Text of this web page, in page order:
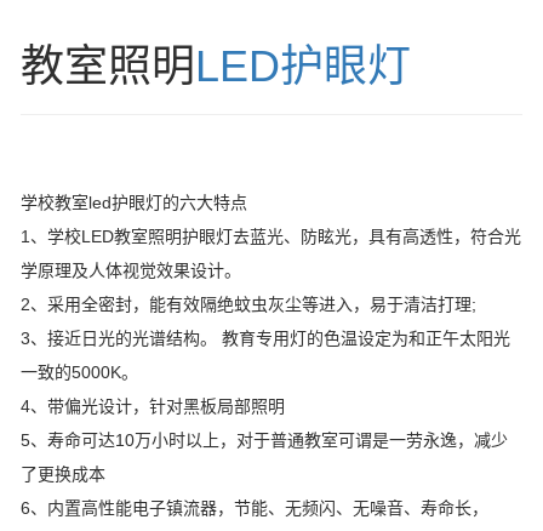
教室照明LED护眼灯
学校教室led护眼灯的六大特点
1、学校LED教室照明护眼灯去蓝光、防眩光，具有高透性，符合光
学原理及人体视觉效果设计。
2、采用全密封，能有效隔绝蚊虫灰尘等进入，易于清洁打理;
3、接近日光的光谱结构。 教育专用灯的色温设定为和正午太阳光
一致的5000K。
4、带偏光设计，针对黑板局部照明
5、寿命可达10万小时以上，对于普通教室可谓是一劳永逸，减少
了更换成本
6、内置高性能电子镇流器，节能、无频闪、无噪音、寿命长，